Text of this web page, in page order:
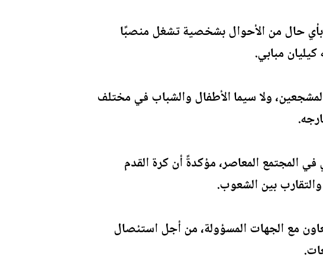
بأي حال من الأحوال بشخصية تشغل منصبًا
كيليان مبابي.
ولا سيما الأطفال والشباب في مختلف
المجتمع المعاصر، مؤكدةً أن كرة القدم
بين الشعوب.
مع الجهات المسؤولة، من أجل استئصال